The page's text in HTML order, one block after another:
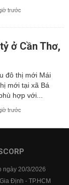
trước
ở Cần Thơ,
đô thị mới Mái
mới tại xã Bá
hợp với...
trước
ngày 20/3/2026
Định - TP.HCM